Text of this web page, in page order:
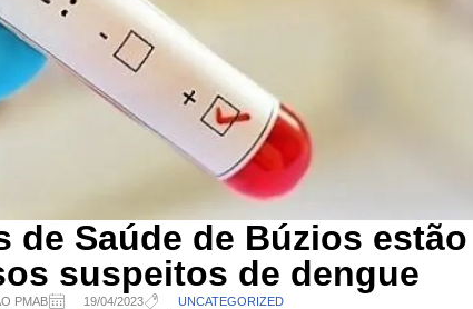
de Saúde de Búzios estão
suspeitos de dengue
PMAB 19/04/2023 UNCATEGORIZED